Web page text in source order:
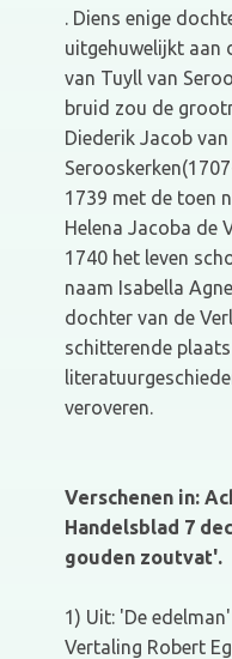
. Diens enige
uitgehuwelijkt aan
van Tuyll van
bruid zou de
Diederik Jacob
1739 met de toen
Helena Jacoba de
1740 het leven
naam Isabella
dochter van de
schitterende
veroveren.
Verschenen in:
Handelsblad 7
gouden zoutvat'.
1) Uit: 'De
Vertaling Robert